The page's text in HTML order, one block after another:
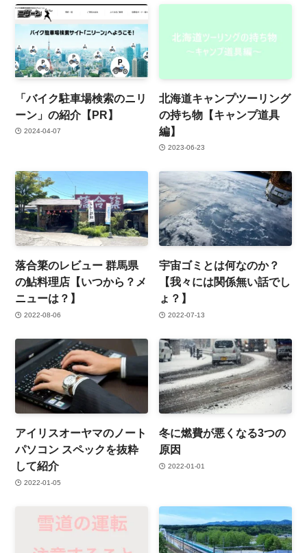
「バイク駐車場検索のニリ
ーン」の紹介【PR】
2024-04-07
北海道キャンプツーリング
の持ち物【キャンプ道具
編】
2023-06-23
落合簗のレビュー 群馬県
の鮎料理店【いつから？メ
ニューは？】
2022-08-06
宇宙ゴミとは何なのか？
【我々には関係無い話でし
ょ？】
2022-07-13
アイリスオーヤマのノート
パソコン スペックを抜粋
して紹介
2022-01-05
冬に燃費が悪くなる3つの
原因
2022-01-01